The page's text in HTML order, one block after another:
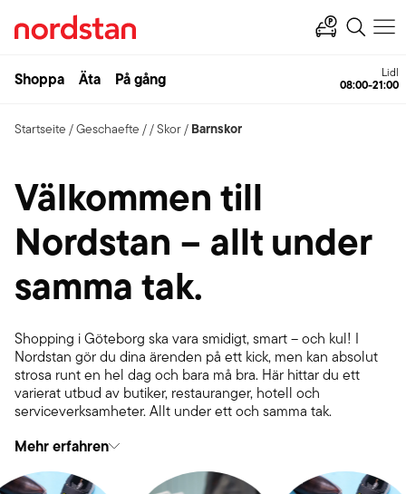
Shoppa Äta På gång Lidl
08:00-21:00
Startseite /Geschaefte //Skor/ Barnskor
Välkommen till
Nordstan – allt under
samma tak.
Shopping i Göteborg ska vara smidigt, smart – och kul! I
Nordstan gör du dina ärenden på ett kick, men kan absolut
strosa runt en hel dag och bara må bra. Här hittar du ett
varierat utbud av butiker, restauranger, hotell och
serviceverksamheter. Allt under ett och samma tak.
Mehr erfahren